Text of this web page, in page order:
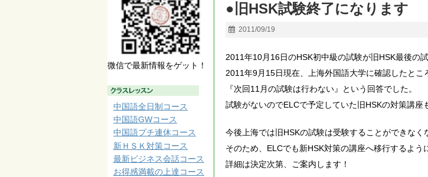
●旧HSK試験終了になります
2011/09/19
2011年10月16日のHSK初中級の試験が旧HSK最後の
2011年9月15日現在、上海外国語大学に確認したとこ
『次回11月の試験は行わない』という回答でした。
試験がないのでELCで予定していた旧HSKの対策講座
今後上海では旧HSKの試験は受験することができなく
そのため、ELCでも新HSK対策の講座へ移行するよう
詳細は決定次第、ご案内します！
微信で最新情報をゲット！
中国語全日制コース
中国語GWコース
中国語プチ連休コース
新ＨＳＫ対策コース
最新ビジネス会話コース
お得感満載の上達コース